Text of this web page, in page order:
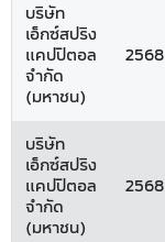
บริษัท
เอ็กซ์สปริง
แคปปิตอล
จำกัด
(มหาชน)
2568
บริษัท
เอ็กซ์สปริง
แคปปิตอล
จำกัด
(มหาชน)
2568